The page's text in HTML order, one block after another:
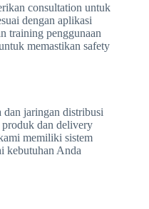
consultation untuk
dengan aplikasi
training penggunaan
memastikan safety
dan jaringan distribusi
dan delivery
memiliki sistem
kebutuhan Anda